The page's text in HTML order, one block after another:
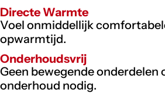
Directe Warmte
Voel onmiddellijk
opwarmtijd.
Onderhoudsvrij
Geen bewegende onderdelen
onderhoud nodig.